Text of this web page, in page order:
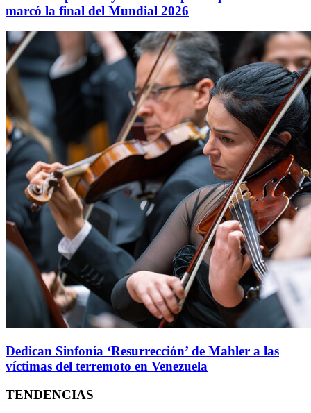
marcó la final del Mundial 2026
Dedican Sinfonía ‘Resurrección’ de Mahler a las
víctimas del terremoto en Venezuela
TENDENCIAS